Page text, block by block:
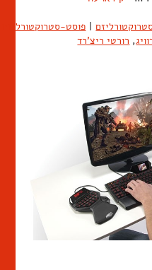
| פוסט-סטרוקטורליזם
, רורטי ריצ'רד